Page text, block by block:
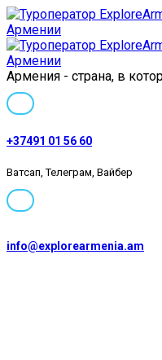
Армения - страна, в
+37491 01 56 60
Ватсап, Телеграм, Вайбер
info@explorearmenia.am